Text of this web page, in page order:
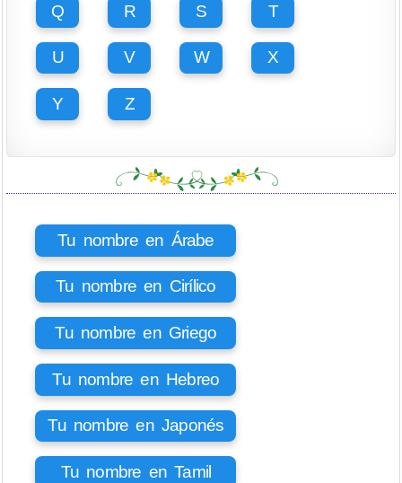
Q R S T
U V W X
Y Z
Tu nombre en Árabe
Tu nombre en Cirílico
Tu nombre en Griego
Tu nombre en Hebreo
Tu nombre en Japonés
Tu nombre en Tamil